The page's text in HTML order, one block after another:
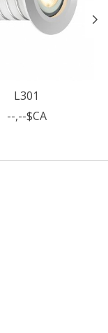
L301
--,--$CA